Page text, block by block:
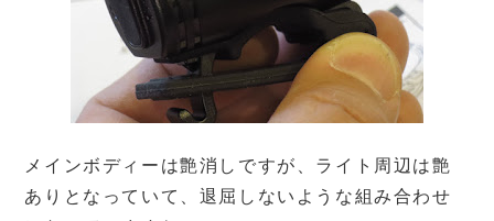
メインボディーは艶消しですが、ライト周辺は艶
ありとなっていて、退屈しないような組み合わせ